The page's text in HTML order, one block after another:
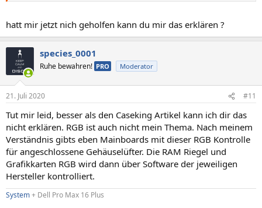
erklaert-3126.html
hatt mir jetzt nich geholfen kann du mir das erklären ?
species_0001
Ruhe bewahren! PRO Moderator
21. Juli 2020 #11
Tut mir leid, besser als den Caseking Artikel kann ich dir das
nicht erklären. RGB ist auch nicht mein Thema. Nach meinem
Verständnis gibts eben Mainboards mit dieser RGB Kontrolle
für angeschlossene Gehäuselüfter. Die RAM Riegel und
Grafikkarten RGB wird dann über Software der jeweiligen
Hersteller kontrolliert.
System+ Dell Pro Max 16 Plus